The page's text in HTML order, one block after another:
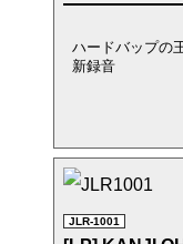
ハードバップの
新録音
JLR-1001